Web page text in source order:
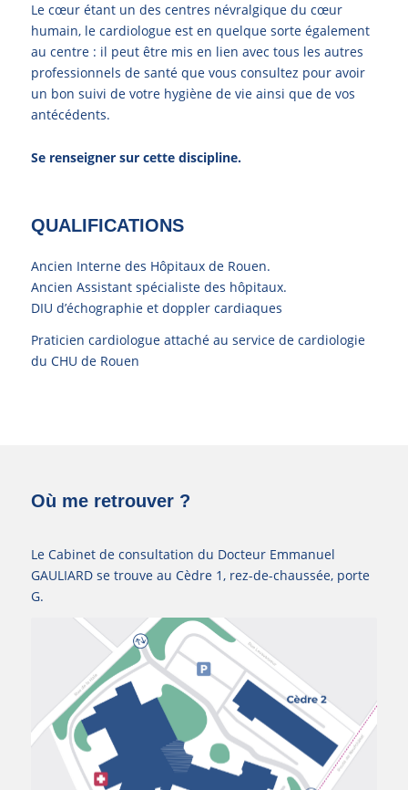
Le cœur étant un des centres névralgique du cœur
humain, le cardiologue est en quelque sorte également
au centre : il peut être mis en lien avec tous les autres
professionnels de santé que vous consultez pour avoir
un bon suivi de votre hygiène de vie ainsi que de vos
antécédents.
Se renseigner sur cette discipline.
QUALIFICATIONS
Ancien Interne des Hôpitaux de Rouen.
Ancien Assistant spécialiste des hôpitaux.
DIU d’échographie et doppler cardiaques
Praticien cardiologue attaché au service de cardiologie
du CHU de Rouen
Où me retrouver ?
Le Cabinet de consultation du Docteur Emmanuel
GAULIARD se trouve au Cèdre 1, rez-de-chaussée, porte
G.